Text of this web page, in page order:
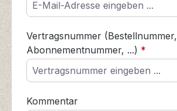
Vertragsnummer (Bestellnummer,
Abonnementnummer, ...) *
Kommentar